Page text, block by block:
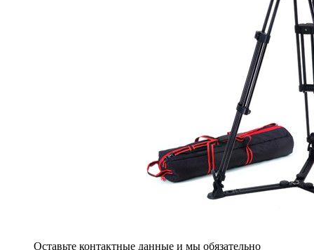
Оставьте контактные данные и мы обязательно